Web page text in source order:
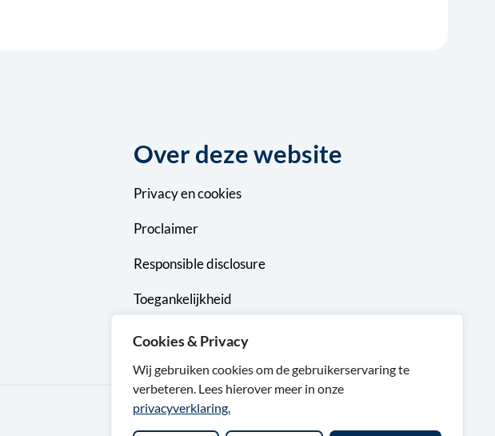
Cookies & Privacy
Wij gebruiken cookies om de gebruikerservaring te
verbeteren. Lees hierover meer in onze
privacyverklaring.
Over deze website
Privacyencookies
Proclaimer
Responsible disclosure
Toegankelijkheid
Sitemap